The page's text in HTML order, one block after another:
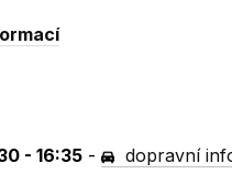
- 16:35 - dopravní